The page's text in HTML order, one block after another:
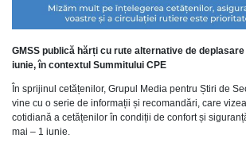
GMSS publică hărți cu rute alternative de
iunie, în contextul Summitului CPE
În sprijinul cetățenilor, Grupul Media pentru Știri de
vine cu o serie de informații și recomandări, care
cotidiană a cetățenilor în condiții de confort și
mai – 1 iunie.